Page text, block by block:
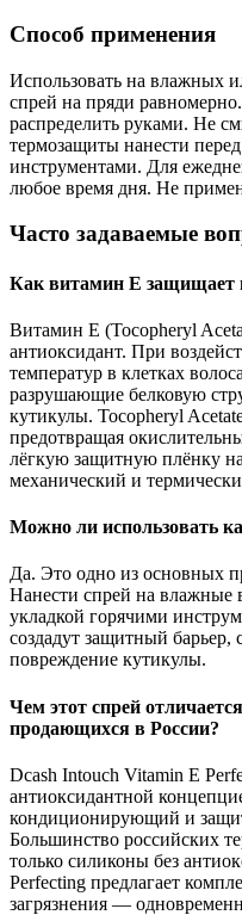
Способ применения
Использовать на влажных
спрей на пряди
распределить руками. Не
термозащиты нанести
инструментами. Для
любое время дня. Не
Часто задаваемые
Как витамин E защищает
Витамин E (Tocopheryl
антиоксидант. При
температур в клетках
разрушающие белковую
кутикулы. Tocopheryl
предотвращая
лёгкую защитную плёнку
механический и
Можно ли использовать
Да. Это одно из основных
Нанести спрей на влажные
укладкой горячими
создадут защитный
повреждение кутикулы.
Чем этот спрей
продающихся в России?
Dcash Intouch Vitamin E
антиоксидантной
кондиционирующий и
Большинство российских
только силиконы без
Perfecting предлагает
загрязнения —